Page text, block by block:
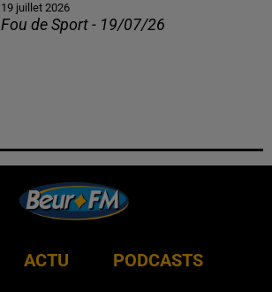
19 juillet 2026
Fou de Sport - 19/07/26
ACTU PODCASTS